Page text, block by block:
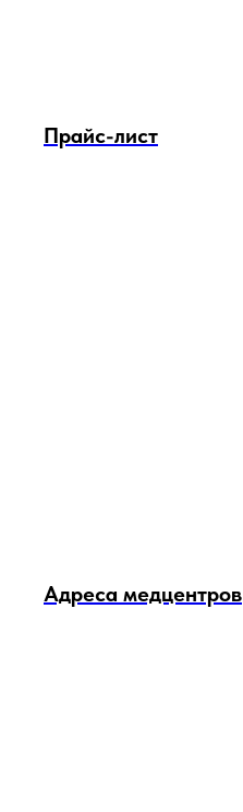
Прайс-лист
Адреса медцентров